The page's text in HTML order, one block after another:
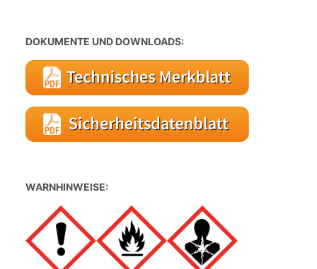
DOKUMENTE UND DOWNLOADS:
WARNHINWEISE: